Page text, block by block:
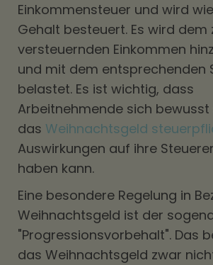
Einkommensteuer und wird
Gehalt besteuert. Es wird dem
versteuernden Einkommen
und mit dem entsprechenden
belastet. Es ist wichtig, dass
Arbeitnehmende sich bewusst
das Weihnachtsgeld
Auswirkungen auf ihre
haben kann.
Eine besondere Regelung in
Weihnachtsgeld ist der
"Progressionsvorbehalt". Das
das Weihnachtsgeld zwar